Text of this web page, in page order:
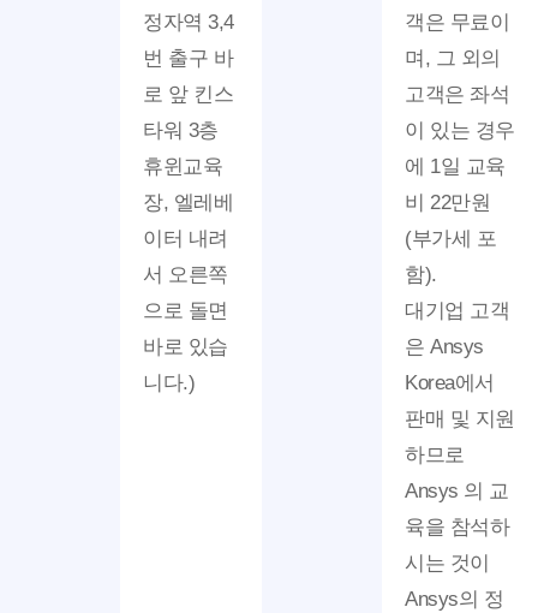
정자역 3,4
번 출구 바
로 앞 킨스
타워 3층
휴윈교육
장, 엘레베
이터 내려
서 오른쪽
으로 돌면
바로 있습
니다.)
객은 무료이
며, 그 외의
고객은 좌석
이 있는 경우
에 1일 교육
비 22만원
(부가세 포
함).
대기업 고객
은 Ansys
Korea에서
판매 및 지원
하므로
Ansys 의 교
육을 참석하
시는 것이
Ansys의 정